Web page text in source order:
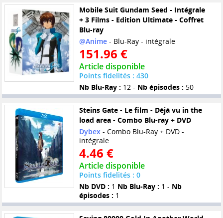
Mobile Suit Gundam Seed - Intégrale
+ 3 Films - Edition Ultimate - Coffret
Blu-ray
@Anime- Blu-Ray - intégrale
151.96 €
Article disponible
Points fidelités : 430
Nb Blu-Ray : 12 - Nb épisodes : 50
Steins Gate - Le film - Déjà vu in the
load area - Combo Blu-ray + DVD
Dybex- Combo Blu-Ray + DVD -
intégrale
4.46 €
Article disponible
Points fidelités : 0
Nb DVD : 1 Nb Blu-Ray : 1 - Nb
épisodes : 1